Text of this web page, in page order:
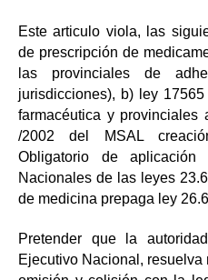
Este articulo viola, las
de prescripción de
las provinciales de
jurisdicciones), b) ley
farmacéutica y provinciales
/2002 del MSAL
Obligatorio de
Nacionales de las leyes
de medicina prepaga ley
Pretender que la
Ejecutivo Nacional,